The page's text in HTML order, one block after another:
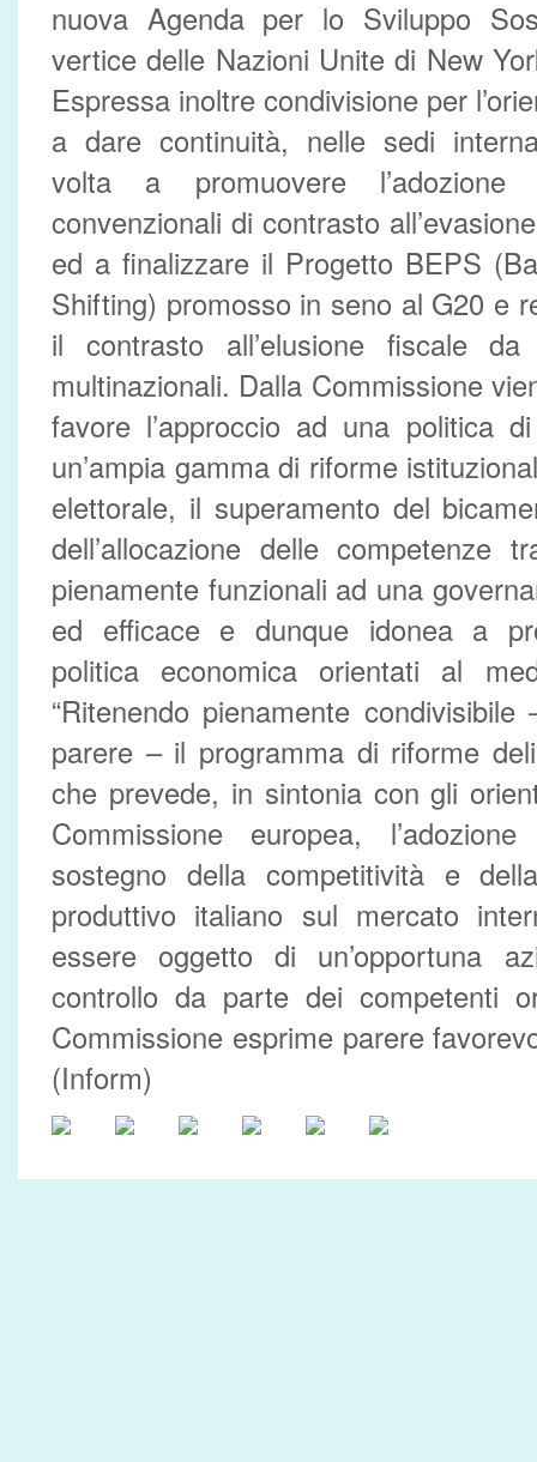
nuova Agenda per lo Sviluppo
vertice delle Nazioni Unite di New
Espressa inoltre condivisione per
a dare continuità, nelle sedi
volta a promuovere
convenzionali di contrasto
ed a finalizzare il Progetto BEPS
Shifting) promosso in seno al G20 e
il contrasto all’elusione fiscale
multinazionali. Dalla Commissione
favore l’approccio ad una politica
un’ampia gamma di riforme
elettorale, il superamento del
dell’allocazione delle competenze
pienamente funzionali ad una
ed efficace e dunque idonea a
politica economica orientati al
“Ritenendo pienamente
parere – il programma di riforme
che prevede, in sintonia con gli
Commissione europea,
sostegno della competitività e
produttivo italiano sul mercato
essere oggetto di un’opportuna
controllo da parte dei competenti
Commissione esprime parere
(Inform)